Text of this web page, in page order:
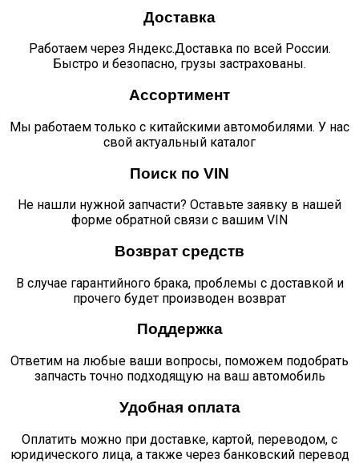
Доставка
Работаем через Яндекс.Доставка по всей России.
Быстро и безопасно, грузы застрахованы.
Ассортимент
Мы работаем только с китайскими автомобилями. У нас
свой актуальный каталог
Поиск по VIN
Не нашли нужной запчасти? Оставьте заявку в нашей
форме обратной связи с вашим VIN
Возврат средств
В случае гарантийного брака, проблемы с доставкой и
прочего будет производен возврат
Поддержка
Ответим на любые ваши вопросы, поможем подобрать
запчасть точно подходящую на ваш автомобиль
Удобная оплата
Оплатить можно при доставке, картой, переводом, с
юридического лица, а также через банковский перевод